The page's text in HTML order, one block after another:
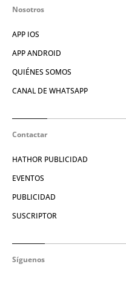
Nosotros
APP IOS
APP ANDROID
QUIÉNES SOMOS
CANAL DE WHATSAPP
Contactar
HATHOR PUBLICIDAD
EVENTOS
PUBLICIDAD
SUSCRIPTOR
Síguenos